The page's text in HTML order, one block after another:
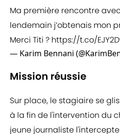
Ma première rencontre
lendemain j’obtenais mon
Merci Titi ? https://t.co/
— Karim Bennani
Mission réussie
Sur place, le stagiaire se
à la fin de l'intervention du
jeune journaliste l'intercepte